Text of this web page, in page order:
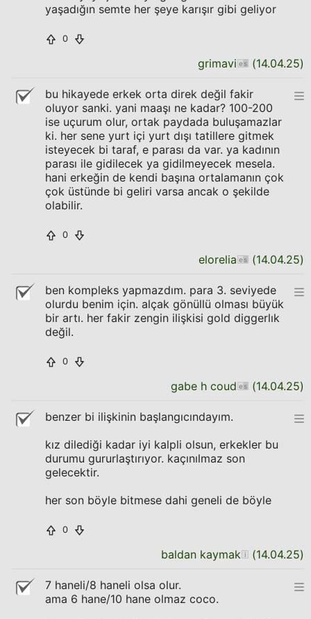
yaşadığın semte her şeye karışır gibi geliyor
0
grimavi (14.04.25)
bu hikayede erkek orta direk değil fakir
oluyor sanki. yani maaşı ne kadar? 100-200
ise uçurum olur, ortak paydada buluşamazlar
ki. her sene yurt içi yurt dışı tatillere gitmek
isteyecek bi taraf, e parası da var. ya kadının
parası ile gidilecek ya gidilmeyecek mesela.
hani erkeğin de kendi başına ortalamanın çok
çok üstünde bi geliri varsa ancak o şekilde
olabilir.
0
elorelia (14.04.25)
ben kompleks yapmazdım. para 3. seviyede
olurdu benim için. alçak gönüllü olması büyük
bir artı. her fakir zengin ilişkisi gold diggerlık
değil.
0
gabe h coud (14.04.25)
benzer bi ilişkinin başlangıcındayım.
kız dilediği kadar iyi kalpli olsun, erkekler bu
durumu gururlaştırıyor. kaçınılmaz son
gelecektir.
her son böyle bitmese dahi geneli de böyle
0
baldan kaymak (14.04.25)
7 haneli/8 haneli olsa olur.
ama 6 hane/10 hane olmaz coco.